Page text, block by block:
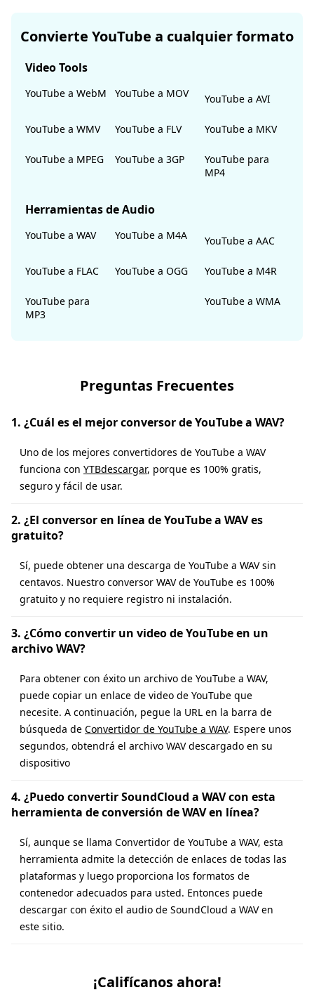
Convierte YouTube a cualquier formato
Video Tools
YouTube a WebM YouTube a MOV YouTube a AVI
YouTube a WMV YouTube a FLV YouTube a MKV
YouTube a MPEG YouTube a 3GP
YouTube para
MP4
Herramientas de Audio
YouTube a WAV YouTube a M4A YouTube a AAC
YouTube a FLAC YouTube a OGG YouTube a M4R
YouTube para
MP3
YouTube a WMA
Preguntas Frecuentes
1. ¿Cuál es el mejor conversor de YouTube a WAV?
Uno de los mejores convertidores de YouTube a WAV
funciona con YTBdescargar, porque es 100% gratis,
seguro y fácil de usar.
2. ¿El conversor en línea de YouTube a WAV es
gratuito?
Sí, puede obtener una descarga de YouTube a WAV sin
centavos. Nuestro conversor WAV de YouTube es 100%
gratuito y no requiere registro ni instalación.
3. ¿Cómo convertir un video de YouTube en un
archivo WAV?
Para obtener con éxito un archivo de YouTube a WAV,
puede copiar un enlace de video de YouTube que
necesite. A continuación, pegue la URL en la barra de
búsqueda de Convertidor de YouTube a WAV. Espere unos
segundos, obtendrá el archivo WAV descargado en su
dispositivo
4. ¿Puedo convertir SoundCloud a WAV con esta
herramienta de conversión de WAV en línea?
Sí, aunque se llama Convertidor de YouTube a WAV, esta
herramienta admite la detección de enlaces de todas las
plataformas y luego proporciona los formatos de
contenedor adecuados para usted. Entonces puede
descargar con éxito el audio de SoundCloud a WAV en
este sitio.
¡Califícanos ahora!